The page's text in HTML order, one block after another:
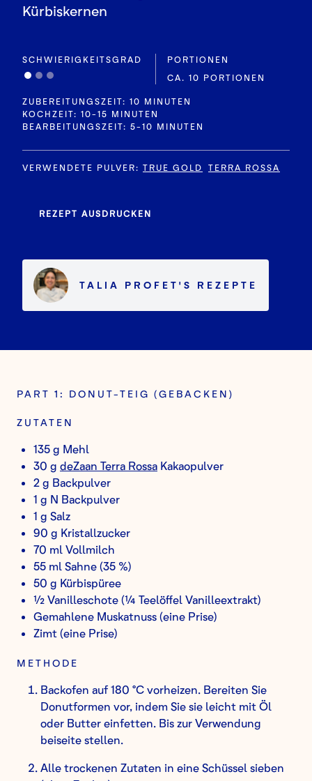
Kürbiskernen
SCHWIERIGKEITSGRAD
PORTIONEN
CA. 10 PORTIONEN
ZUBEREITUNGSZEIT: 10 MINUTEN
KOCHZEIT: 10-15 MINUTEN
BEARBEITUNGSZEIT: 5-10 MINUTEN
VERWENDETE PULVER: TRUE GOLD TERRA ROSSA
REZEPT AUSDRUCKEN
TALIA PROFET 'S REZEPTE
PART 1: DONUT-TEIG (GEBACKEN)
ZUTATEN
135 g Mehl
30 g deZaan Terra Rossa Kakaopulver
2 g Backpulver
1 g N Backpulver
1 g Salz
90 g Kristallzucker
70 ml Vollmilch
55 ml Sahne (35 %)
50 g Kürbispüree
½ Vanilleschote (¼ Teelöffel Vanilleextrakt)
Gemahlene Muskatnuss (eine Prise)
Zimt (eine Prise)
METHODE
Backofen auf 180 °C vorheizen. Bereiten Sie
Donutformen vor, indem Sie sie leicht mit Öl
oder Butter einfetten. Bis zur Verwendung
beiseite stellen.
Alle trockenen Zutaten in eine Schüssel sieben